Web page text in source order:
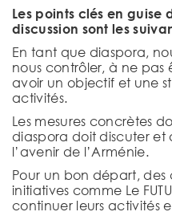
Les points clés en
discussion sont les
En tant que diaspora,
nous contrôler, à ne pas
avoir un objectif et une
activités.
Les mesures concrètes
diaspora doit discuter
l’avenir de l’Arménie.
Pour un bon départ, des
initiatives comme Le
continuer leurs activités